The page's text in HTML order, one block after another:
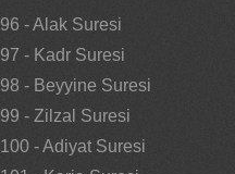
96 - Alak Suresi
97 - Kadr Suresi
98 - Beyyine Suresi
99 - Zilzal Suresi
100 - Adiyat Suresi